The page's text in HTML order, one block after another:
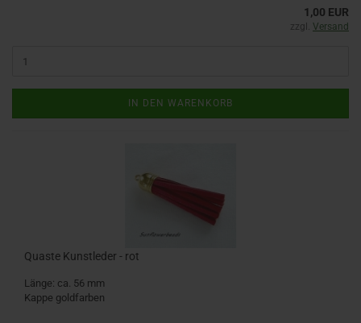
1,00 EUR
zzgl. Versand
IN DEN WARENKORB
Quaste Kunstleder - rot
Länge: ca. 56 mm
Kappe goldfarben